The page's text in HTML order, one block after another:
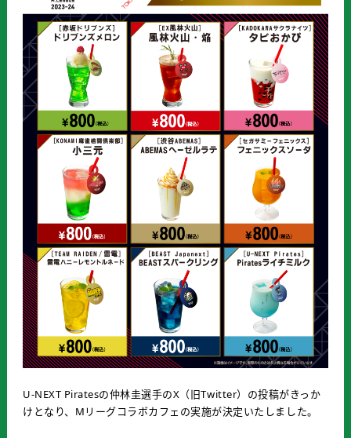
U-NEXT Piratesの仲林圭選手のX（旧Twitter）の投稿がきっか
けとなり、Mリーグコラボカフェの実施が決定いたしました。